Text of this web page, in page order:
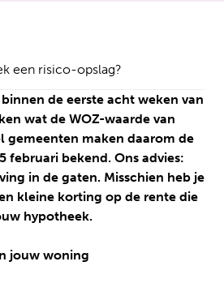
een risico-opslag?
de eerste acht weken van
wat de WOZ-waarde van
gemeenten maken daarom de
februari bekend. Ons advies:
in de gaten. Misschien heb je
kleine korting op de rente die
hypotheek.
jouw woning